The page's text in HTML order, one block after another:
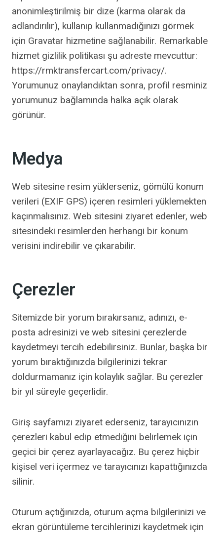
anonimleştirilmiş bir dize (karma olarak da
adlandırılır), kullanıp kullanmadığınızı görmek
için Gravatar hizmetine sağlanabilir. Remarkable
hizmet gizlilik politikası şu adreste mevcuttur:
https://rmktransfercart.com/privacy/.
Yorumunuz onaylandıktan sonra, profil resminiz
yorumunuz bağlamında halka açık olarak
görünür.
Medya
Web sitesine resim yüklerseniz, gömülü konum
verileri (EXIF GPS) içeren resimleri yüklemekten
kaçınmalısınız. Web sitesini ziyaret edenler, web
sitesindeki resimlerden herhangi bir konum
verisini indirebilir ve çıkarabilir.
Çerezler
Sitemizde bir yorum bırakırsanız, adınızı, e-
posta adresinizi ve web sitesini çerezlerde
kaydetmeyi tercih edebilirsiniz. Bunlar, başka bir
yorum bıraktığınızda bilgilerinizi tekrar
doldurmamanız için kolaylık sağlar. Bu çerezler
bir yıl süreyle geçerlidir.
Giriş sayfamızı ziyaret ederseniz, tarayıcınızın
çerezleri kabul edip etmediğini belirlemek için
geçici bir çerez ayarlayacağız. Bu çerez hiçbir
kişisel veri içermez ve tarayıcınızı kapattığınızda
silinir.
Oturum açtığınızda, oturum açma bilgilerinizi ve
ekran görüntüleme tercihlerinizi kaydetmek için